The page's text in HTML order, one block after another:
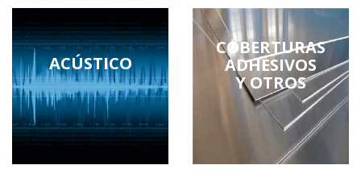
ACÚSTICO
COBERTURAS
ADHESIVOS
Y OTROS